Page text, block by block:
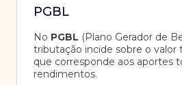
PGBL
No PGBL (Plano Gerador de
tributação incide sobre o valor
que corresponde aos aportes
rendimentos.